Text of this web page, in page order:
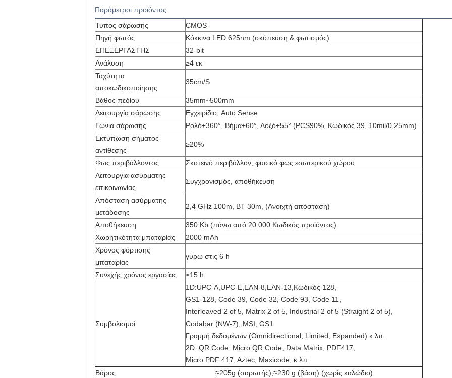
Παράμετροι προϊόντος
Τύπος σάρωσης
CMOS
Πηγή φωτός
Κόκκινα LED 625nm (σκόπευση & φωτισμός)
ΕΠΕΞΕΡΓΑΣΤΗΣ
32-bit
Ανάλυση
≥4 εκ
Ταχύτητα
αποκωδικοποίησης
35cm/S
Βάθος πεδίου
35mm~500mm
Λειτουργία σάρωσης
Εγχειρίδιο, Auto Sense
Γωνία σάρωσης
Ρολό±360°, Βήμα±60°, Λοξό±55° (PCS90%, Κωδικός 39, 10mil/0,25mm)
Εκτύπωση σήματος
αντίθεσης
≥20%
Φως περιβάλλοντος
Σκοτεινό περιβάλλον, φυσικό φως εσωτερικού χώρου
Λειτουργία ασύρματης
επικοινωνίας
Συγχρονισμός, αποθήκευση
Απόσταση ασύρματης
μετάδοσης
2,4 GHz 100m, BT 30m, (Ανοιχτή απόσταση)
Αποθήκευση
350 Kb (πάνω από 20.000 Κωδικός προϊόντος)
Χωρητικότητα μπαταρίας
2000 mAh
Χρόνος φόρτισης
μπαταρίας
γύρω στις 6 h
Συνεχής χρόνος εργασίας ≥15 h
Συμβολισμοί
1D:UPC-A,UPC-E,EAN-8,EAN-13,Κωδικός 128,
GS1-128, Code 39, Code 32, Code 93, Code 11,
Interleaved 2 of 5, Matrix 2 of 5, Industrial 2 of 5 (Straight 2 of 5),
Codabar (NW-7), MSI, GS1
Γραμμή δεδομένων (Omnidirectional, Limited, Expanded) κ.λπ.
2D: QR Code, Micro QR Code, Data Matrix, PDF417,
Micro PDF 417, Aztec, Maxicode, κ.λπ.
Βάρος
≈205g (σαρωτής);≈230 g (βάση) (χωρίς καλώδιο)